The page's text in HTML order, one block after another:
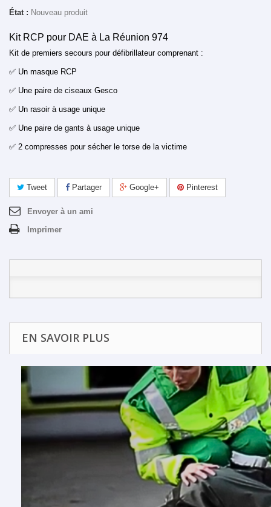
État : Nouveau produit
Kit RCP pour DAE à La Réunion 974
Kit de premiers secours pour défibrillateur comprenant :
✅ Un masque RCP
✅ Une paire de ciseaux Gesco
✅ Un rasoir à usage unique
✅ Une paire de gants à usage unique
✅ 2 compresses pour sécher le torse de la victime
Tweet Partager Google+ Pinterest
Envoyer à un ami
Imprimer
EN SAVOIR PLUS